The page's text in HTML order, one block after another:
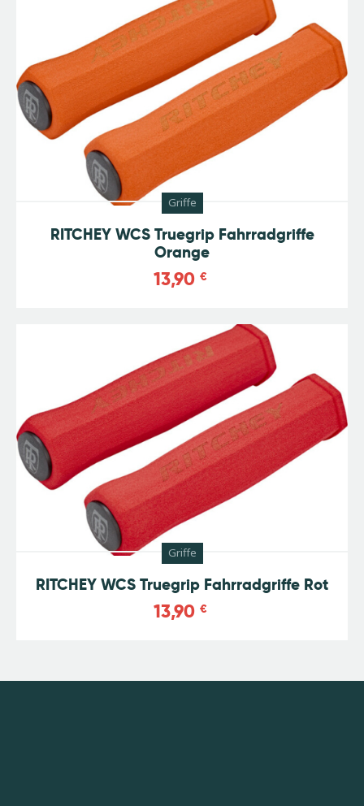
Griffe
RITCHEY WCS Truegrip Fahrradgriffe
Orange
13,90 €
Griffe
RITCHEY WCS Truegrip Fahrradgriffe Rot
13,90 €